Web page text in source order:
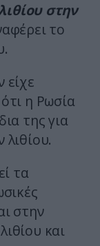
στην
το
είχε
η Ρωσία
της για
τα
στην
και